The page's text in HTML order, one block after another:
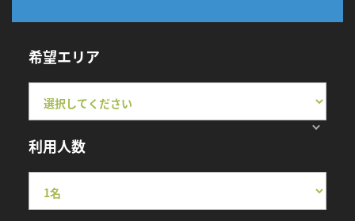
希望エリア
利用人数